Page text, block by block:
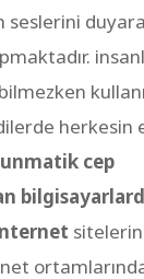
seslerini
herkesin
cep